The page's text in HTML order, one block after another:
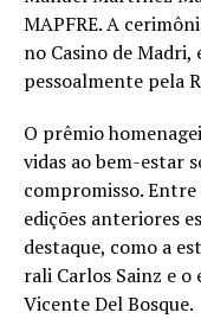
MAPFRE. A
no Casino de
pessoalmente pela
O prêmio
vidas ao bem-estar
compromisso.
edições anteriores
destaque, como a
rali Carlos Sainz e
Vicente Del Bosque.